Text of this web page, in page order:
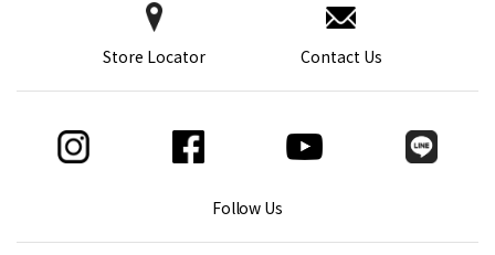
Follow Us
Store Locator Contact Us